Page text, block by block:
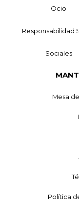
Ocio
Responsabilidad
Sociales
Mesa
Política